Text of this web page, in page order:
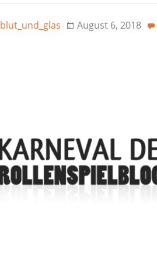
blut_und_glas August 6, 2018